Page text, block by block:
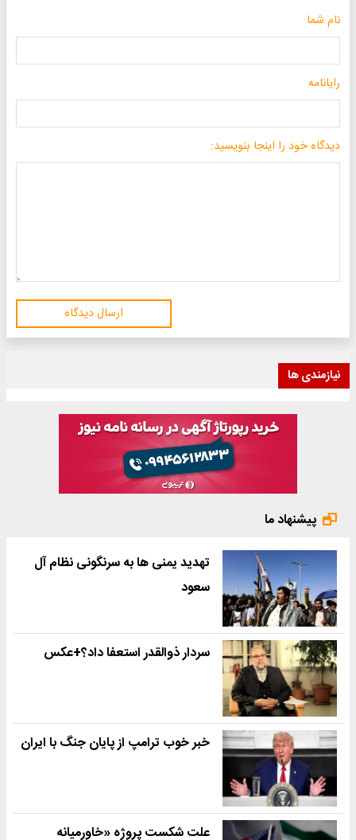
نام شما
رایانامه
دیدگاه خود را اینجا بنویسید:
ارسال دیدگاه
نیازمندی ها
پیشنهاد ما
تهدید یمنی ها به سرنگونی نظام آل
سعود
سردار ذوالقدر استعفا داد؟+عکس
خبر خوب ترامپ از پایان جنگ با ایران
علت شکست پروژه «خاورمیانه